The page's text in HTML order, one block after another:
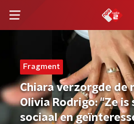
Fragment
Chiara verzorgde de
Olivia Rodrigo: "Ze is
sociaal en